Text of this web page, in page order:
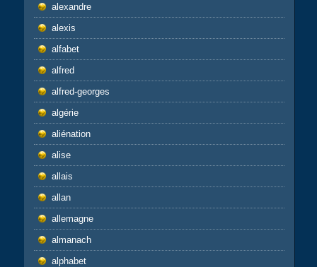
alexandre
alexis
alfabet
alfred
alfred-georges
algérie
aliénation
alise
allais
allan
allemagne
almanach
alphabet